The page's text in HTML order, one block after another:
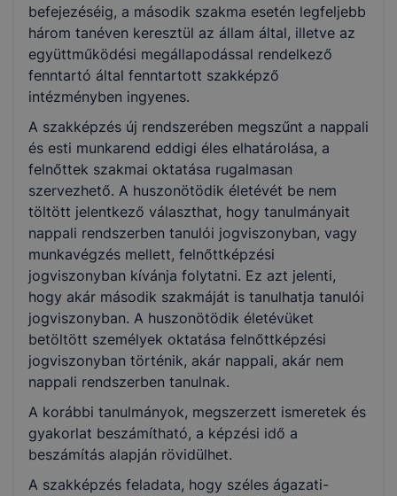
befejezéséig, a második szakma esetén legfeljebb
három tanéven keresztül az állam által, illetve az
együttműködési megállapodással rendelkező
fenntartó által fenntartott szakképző
intézményben ingyenes.
A szakképzés új rendszerében megszűnt a nappali
és esti munkarend eddigi éles elhatárolása, a
felnőttek szakmai oktatása rugalmasan
szervezhető. A huszonötödik életévét be nem
töltött jelentkező választhat, hogy tanulmányait
nappali rendszerben tanulói jogviszonyban, vagy
munkavégzés mellett, felnőttképzési
jogviszonyban kívánja folytatni. Ez azt jelenti,
hogy akár második szakmáját is tanulhatja tanulói
jogviszonyban. A huszonötödik életévüket
betöltött személyek oktatása felnőttképzési
jogviszonyban történik, akár nappali, akár nem
nappali rendszerben tanulnak.
A korábbi tanulmányok, megszerzett ismeretek és
gyakorlat beszámítható, a képzési idő a
beszámítás alapján rövidülhet.
A szakképzés feladata, hogy széles ágazati-